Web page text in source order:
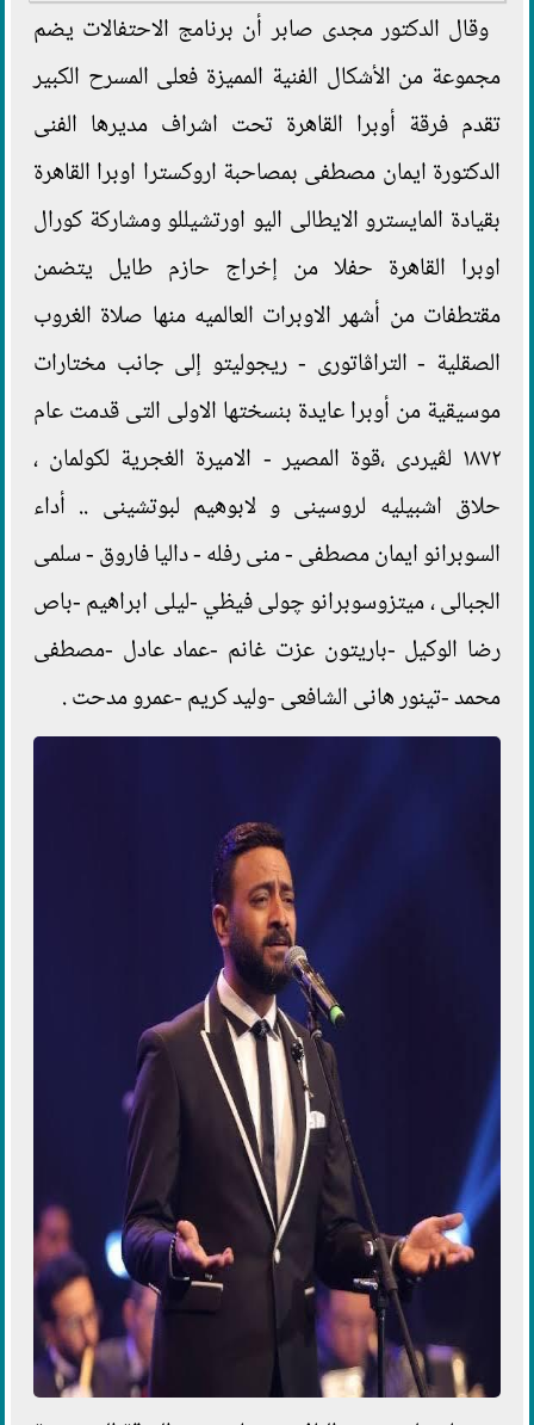
وقال الدكتور مجدى صابر أن برنامج الاحتفالات يضم
مجموعة من الأشكال الفنية المميزة فعلى المسرح الكبير
تقدم فرقة أوبرا القاهرة تحت اشراف مديرها الفنى
الدكتورة ايمان مصطفى بمصاحبة اروكسترا اوبرا القاهرة
بقيادة المايسترو الايطالى اليو اورتشيللو ومشاركة كورال
اوبرا القاهرة حفلا من إخراج حازم طايل يتضمن
مقتطفات من أشهر الاوبرات العالميه منها صلاة الغروب
الصقلية - التراڤاتورى - ريجوليتو إلى جانب مختارات
موسيقية من أوبرا عايدة بنسختها الاولى التى قدمت عام
١٨٧٢ لڤيردى ،قوة المصير - الاميرة الغجرية لكولمان ،
حلاق اشبيليه لروسينى و لابوهيم لبوتشينى .. أداء
السوبرانو ايمان مصطفى - منى رفله - داليا فاروق - سلمى
الجبالى ، ميتزوسوبرانو چولى فيظي -ليلى ابراهيم -باص
رضا الوكيل -باريتون عزت غانم -عماد عادل -مصطفى
محمد -تينور هانى الشافعى -وليد كريم -عمرو مدحت .